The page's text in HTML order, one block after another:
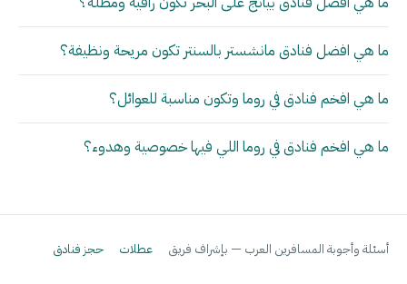
ما هي افضل فنادق مانشستر بالسنتر تكون مريحة ونظيفة؟
ما هي افخم فنادق في روما وتكون مناسبة للعوائل؟
ما هي افخم فنادق في روما اللي فيها خصوصية وهدوء؟
أسئلة وأجوبة المسافرين العرب — بإشراف فريق عطلات حجز فنادق